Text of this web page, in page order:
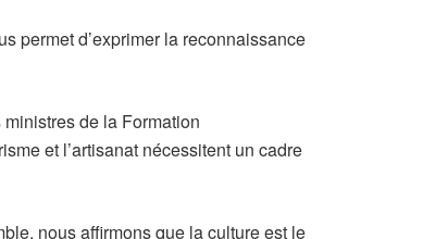
permet d’exprimer la reconnaissance
de la Formation
et l’artisanat nécessitent un cadre
nous affirmons que la culture est le